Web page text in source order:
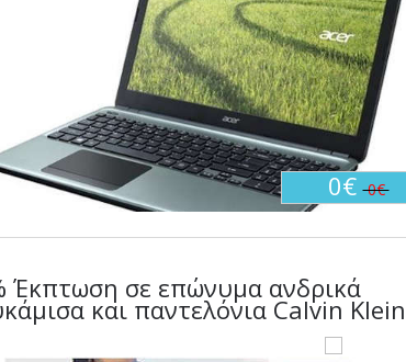
0€0€
Έκπτωση σε επώνυμα ανδρικά
και παντελόνια Calvin Klein